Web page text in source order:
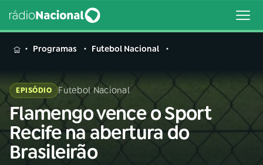
MENU
Buscar
na
Rádio
Nacional
Buscar
Programas Futebol Nacional
EPISÓDIO Futebol Nacional
Flamengo vence o Sport
Recife na abertura do
Brasileirão